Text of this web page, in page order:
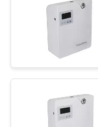
VISITE
D'USINE
CONTRÔLE
QUALITÉ